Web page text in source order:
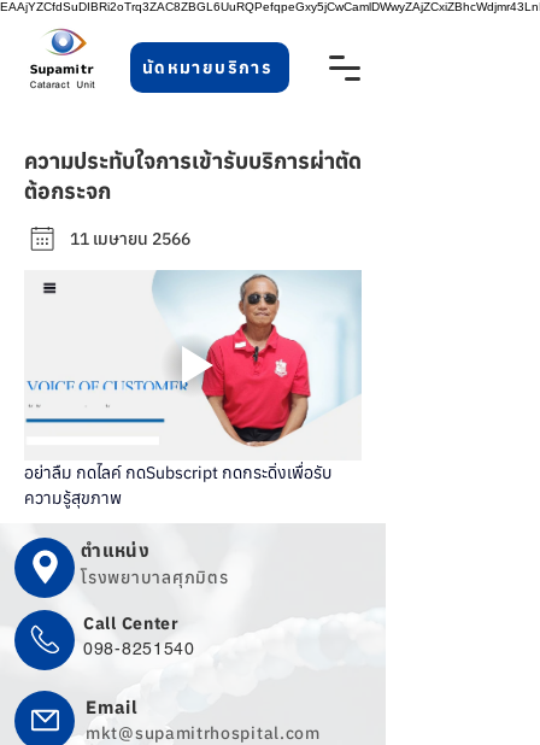
นัดหมายบริการ
ความประทับใจการเข้ารับบริการผ่าตัด
ต้อกระจก
11 เมษายน 2566
อย่าลืม กดไลค์ กดSubscript กดกระดิ่งเพื่อรับ
ความรู้สุขภาพ
ตำแหน่ง
โรงพยาบาลศุภมิตร
Call Center
098-8251540
Email
mkt@supamitrhospital.com